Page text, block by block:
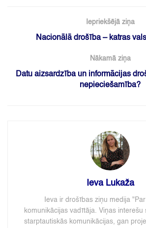
Iepriekšējā ziņa
Nacionālā drošība – katras
Nākamā ziņa
Datu aizsardzība un informācijas
nepieciešamība?
Ieva Lukaža
Ieva ir drošības ziņu medija
komunikācijas vadītāja. Viņas interešu
starptautiskās komunikācijas, gan